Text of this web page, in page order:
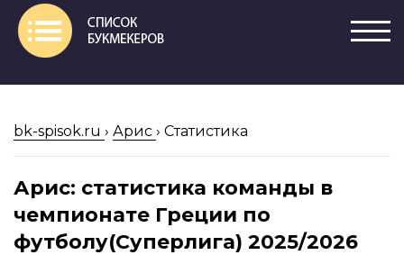
bk-spisok.ru › Арис › Статистика
Арис: статистика команды в
чемпионате Греции по
футболу(Суперлига) 2025/2026